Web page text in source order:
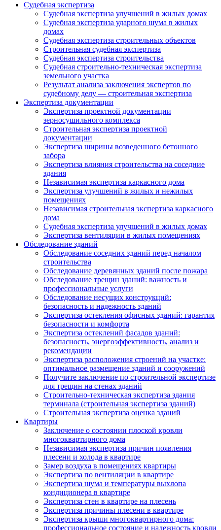
Судебная экспертиза
Судебная экспертиза улучшений в жилых домах
Судебная экспертиза ударного шума в жилых
домах
Судебная экспертиза строительных объектов
Строительная судебная экспертиза
Судебная экспертиза строительства
Судебная строительно-техническая экспертиза
земельного участка
Результат анализа заключения экспертов по
судебному делу — строительная экспертиза
Экспертиза документации
Экспертиза проектной документации
зерносушильного комплекса
Строительная экспертиза проектной
документации
Экспертиза ширины возведенного бетонного
забора
Экспертиза влияния строительства на соседние
здания
Независимая экспертиза каркасного дома
Экспертиза улучшений в жилых и нежилых
помещениях
Независимая строительная экспертиза каркасного
дома
Судебная экспертиза улучшений в жилых домах
Экспертиза вентиляции в жилых помещениях
Обследование зданий
Обследование соседних зданий перед началом
строительства
Обследование деревянных зданий после пожара
Обследование трещин зданий: важность и
профессиональные услуги
Обследование несущих конструкций:
безопасность и надежность зданий
Экспертиза остекления офисных зданий: гарантия
безопасности и комфорта
Экспертиза остеклений фасадов зданий:
безопасность, энергоэффективность, анализ и
рекомендации
Экспертиза расположения строений на участке:
оптимальное размещение зданий и сооружений
Получите заключение по строительной экспертизе
для трещин на стенах зданий
Строительно-техническая экспертиза здания
терминала (строительная экспертиза зданий)
Строительная экспертиза оценка зданий
Квартиры
Заключение о состоянии плоской кровли
многоквартирного дома
Независимая экспертиза причин появления
плесени и холода в квартире
Замер воздуха в помещениях квартиры
Экспертиза по вентиляции в квартире
Экспертиза шума и температуры выхлопа
кондиционера в квартире
Экспертиза стен в квартире на плесень
Экспертиза причины плесени в квартире
Экспертиза крыши многоквартирного дома:
профессиональное состояние и надежность кровли